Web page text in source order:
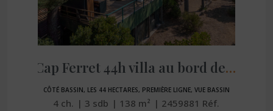
Cap Ferret 44h villa au bord de l’eau
CÔTÉ BASSIN, LES 44 HECTARES, PREMIÈRE LIGNE, VUE BASSIN
4 ch. 3 sdb 138 m² 2459881 Réf.